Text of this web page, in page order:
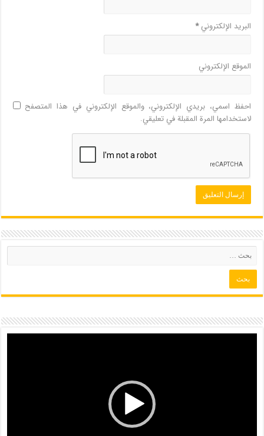
البريد الإلكتروني*
الموقع الإلكتروني
احفظ اسمي، بريدي الإلكتروني، والموقع الإلكتروني في هذا المتصفح
لاستخدامها المرة المقبلة في تعليقي.